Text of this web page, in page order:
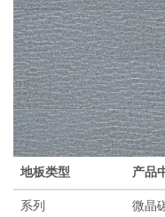
地板类型 产品
系列 微晶